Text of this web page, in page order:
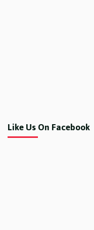
Like Us On Facebook